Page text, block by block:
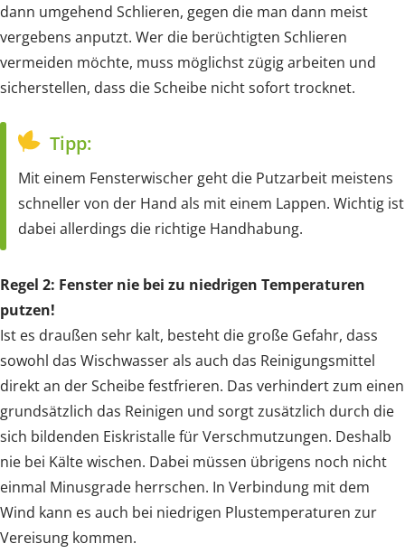
dann umgehend Schlieren, gegen die man dann meist
vergebens anputzt. Wer die berüchtigten Schlieren
vermeiden möchte, muss möglichst zügig arbeiten und
sicherstellen, dass die Scheibe nicht sofort trocknet.
Tipp:
Mit einem Fensterwischer geht die Putzarbeit meistens
schneller von der Hand als mit einem Lappen. Wichtig ist
dabei allerdings die richtige Handhabung.
Regel 2: Fenster nie bei zu niedrigen Temperaturen
putzen!
Ist es draußen sehr kalt, besteht die große Gefahr, dass
sowohl das Wischwasser als auch das Reinigungsmittel
direkt an der Scheibe festfrieren. Das verhindert zum einen
grundsätzlich das Reinigen und sorgt zusätzlich durch die
sich bildenden Eiskristalle für Verschmutzungen. Deshalb
nie bei Kälte wischen. Dabei müssen übrigens noch nicht
einmal Minusgrade herrschen. In Verbindung mit dem
Wind kann es auch bei niedrigen Plustemperaturen zur
Vereisung kommen.